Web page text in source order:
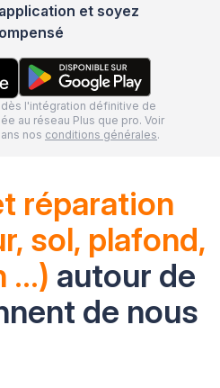
et soyez
l'intégration définitive de
au réseau Plus que pro. Voir
nos conditions générales.
réparation
sol, plafond,
…) autour de
de nous